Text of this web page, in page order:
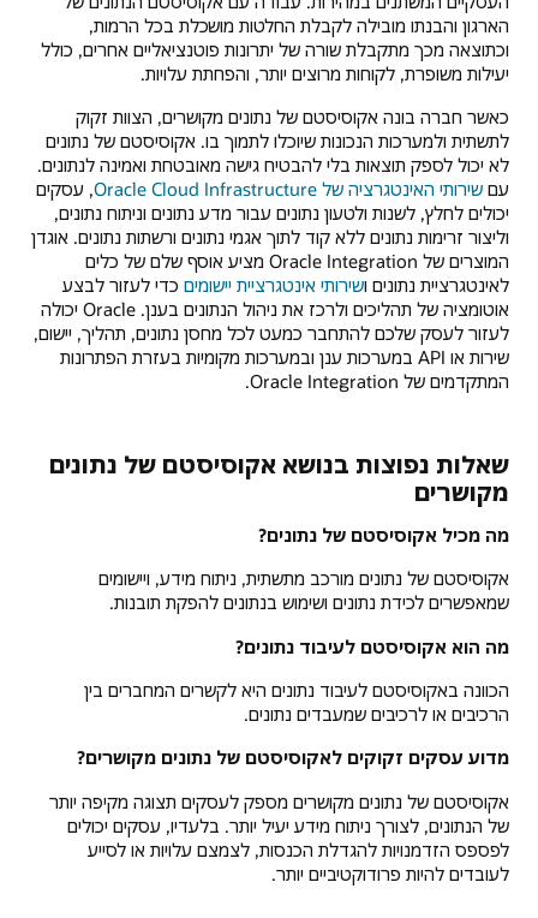
הארגון והבנתו מובילה לקבלת החלטות מושכלת בכל הרמות,
וכתוצאה מכך מתקבלת שורה של יתרונות פוטנציאליים אחרים, כולל
יעילות משופרת, לקוחות מרוצים יותר, והפחתת עלויות.
כאשר חברה בונה אקוסיסטם של נתונים מקושרים, הצוות זקוק
לתשתית ולמערכות הנכונות שיוכלו לתמוך בו. אקוסיסטם של נתונים
לא יכול לספק תוצאות בלי להבטיח גישה מאובטחת ואמינה לנתונים.
עם שירותי האינטגרציה של Oracle Cloud Infrastructure
, עסקים
יכולים לחלץ, לשנות ולטעון נתונים עבור מדע נתונים וניתוח נתונים,
וליצור זרימות נתונים ללא קוד לתוך אגמי נתונים ורשתות נתונים. אוגדן
המוצרים של Oracle Integration מציע אוסף שלם של כלים
לאינטגרציית נתונים ושירותי אינטגרציית יישומים כדי לעזור לבצע
אוטומציה של תהליכים ולרכז את ניהול הנתונים בענן. Oracle יכולה
לעזור לעסק שלכם להתחבר כמעט לכל מחסן נתונים, תהליך, יישום,
שירות או API במערכות ענן ובמערכות מקומיות בעזרת הפתרונות
המתקדמים של Oracle Integration.
שאלות נפוצות בנושא אקוסיסטם של נתונים
מקושרים
מה מכיל אקוסיסטם של נתונים?
אקוסיסטם של נתונים מורכב מתשתית, ניתוח מידע, ויישומים
שמאפשרים לכידת נתונים ושימוש בנתונים להפקת תובנות.
מה הוא אקוסיסטם לעיבוד נתונים?
הכוונה באקוסיסטם לעיבוד נתונים היא לקשרים המחברים בין
הרכיבים או לרכיבים שמעבדים נתונים.
מדוע עסקים זקוקים לאקוסיסטם של נתונים מקושרים?
אקוסיסטם של נתונים מקושרים מספק לעסקים תצוגה מקיפה יותר
של הנתונים, לצורך ניתוח מידע יעיל יותר. בלעדיו, עסקים יכולים
לפספס הזדמנויות להגדלת הכנסות, לצמצם עלויות או לסייע
לעובדים להיות פרודוקטיביים יותר.